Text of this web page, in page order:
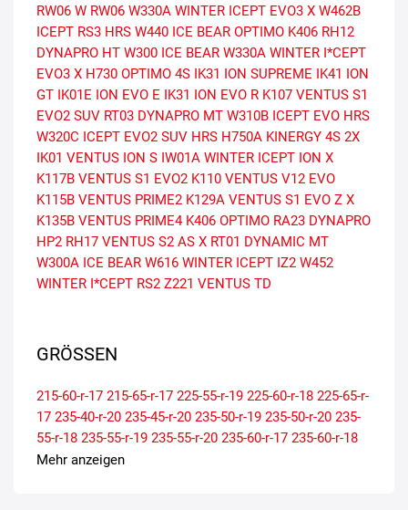
RW06 W RW06 W330A WINTER ICEPT EVO3 X W462B
ICEPT RS3 HRS W440 ICE BEAR OPTIMO K406 RH12
DYNAPRO HT W300 ICE BEAR W330A WINTER I*CEPT
EVO3 X H730 OPTIMO 4S IK31 ION SUPREME IK41 ION
GT IK01E ION EVO E IK31 ION EVO R K107 VENTUS S1
EVO2 SUV RT03 DYNAPRO MT W310B ICEPT EVO HRS
W320C ICEPT EVO2 SUV HRS H750A KINERGY 4S 2X
IK01 VENTUS ION S IW01A WINTER ICEPT ION X
K117B VENTUS S1 EVO2 K110 VENTUS V12 EVO
K115B VENTUS PRIME2 K129A VENTUS S1 EVO Z X
K135B VENTUS PRIME4 K406 OPTIMO RA23 DYNAPRO
HP2 RH17 VENTUS S2 AS X RT01 DYNAMIC MT
W300A ICE BEAR W616 WINTER ICEPT IZ2 W452
WINTER I*CEPT RS2 Z221 VENTUS TD
GRÖSSEN
215-60-r-17 215-65-r-17 225-55-r-19 225-60-r-18 225-65-r-
17 235-40-r-20 235-45-r-20 235-50-r-19 235-50-r-20 235-
55-r-18 235-55-r-19 235-55-r-20 235-60-r-17 235-60-r-18
235-65-r-17 235-65-r-18
Mehr anzeigen